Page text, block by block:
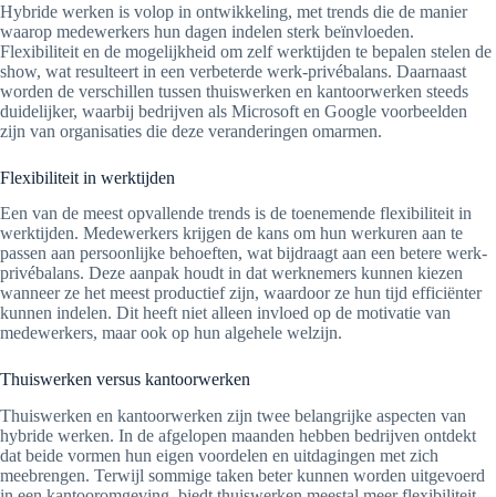
Hybride werken is volop in ontwikkeling, met trends die de manier
waarop medewerkers hun dagen indelen sterk beïnvloeden.
Flexibiliteit en de mogelijkheid om zelf werktijden te bepalen stelen de
show, wat resulteert in een verbeterde werk-privébalans. Daarnaast
worden de verschillen tussen thuiswerken en kantoorwerken steeds
duidelijker, waarbij bedrijven als Microsoft en Google voorbeelden
zijn van organisaties die deze veranderingen omarmen.
Flexibiliteit in werktijden
Een van de meest opvallende trends is de toenemende flexibiliteit in
werktijden. Medewerkers krijgen de kans om hun werkuren aan te
passen aan persoonlijke behoeften, wat bijdraagt aan een betere werk-
privébalans. Deze aanpak houdt in dat werknemers kunnen kiezen
wanneer ze het meest productief zijn, waardoor ze hun tijd efficiënter
kunnen indelen. Dit heeft niet alleen invloed op de motivatie van
medewerkers, maar ook op hun algehele welzijn.
Thuiswerken versus kantoorwerken
Thuiswerken en kantoorwerken zijn twee belangrijke aspecten van
hybride werken. In de afgelopen maanden hebben bedrijven ontdekt
dat beide vormen hun eigen voordelen en uitdagingen met zich
meebrengen. Terwijl sommige taken beter kunnen worden uitgevoerd